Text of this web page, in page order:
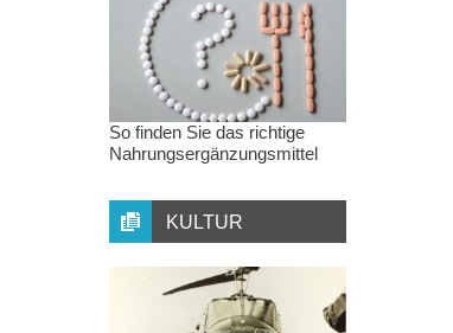
So finden Sie das richtige
Nahrungsergänzungsmittel
KULTUR